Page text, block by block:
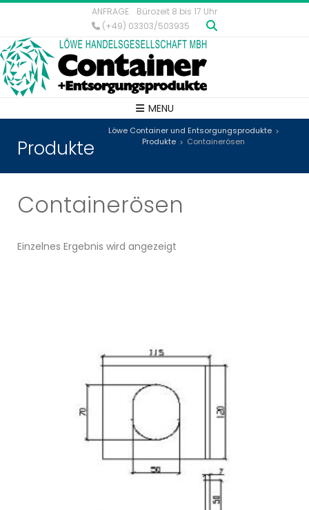
ANFRAGE
Bürozeit 8 bis 17 Uhr
(+49) 03303/503935
MENU
Produkte
Löwe Container und Entsorgungsprodukte >
Produkte > Containerösen
Containerösen
Einzelnes Ergebnis wird angezeigt